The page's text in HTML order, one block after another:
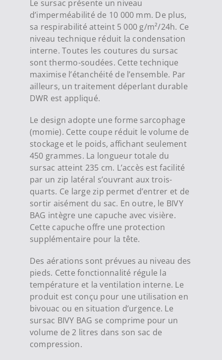
Le sursac présente un niveau
d’imperméabilité de 10 000 mm. De plus,
sa respirabilité atteint 5 000 g/m²/24h. Ce
niveau technique réduit la condensation
interne. Toutes les coutures du sursac
sont thermo-soudées. Cette technique
maximise l’étanchéité de l’ensemble. Par
ailleurs, un traitement déperlant durable
DWR est appliqué.
Le design adopte une forme sarcophage
(momie). Cette coupe réduit le volume de
stockage et le poids, affichant seulement
450 grammes. La longueur totale du
sursac atteint 235 cm. L’accès est facilité
par un zip latéral s’ouvrant aux trois-
quarts. Ce large zip permet d’entrer et de
sortir aisément du sac. En outre, le BIVY
BAG intègre une capuche avec visière.
Cette capuche offre une protection
supplémentaire pour la tête.
Des aérations sont prévues au niveau des
pieds. Cette fonctionnalité régule la
température et la ventilation interne. Le
produit est conçu pour une utilisation en
bivouac ou en situation d’urgence. Le
sursac BIVY BAG se comprime pour un
volume de 2 litres dans son sac de
compression.